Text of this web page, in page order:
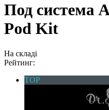
Под система
Pod Kit
На складі
Рейтинг:
TOP